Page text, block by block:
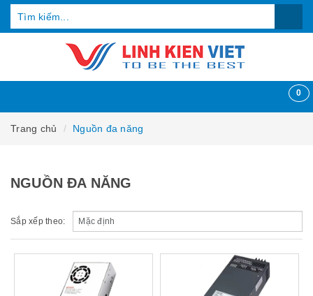
0
Trang chủ Nguồn đa năng
NGUỒN ĐA NĂNG
Sắp xếp theo: